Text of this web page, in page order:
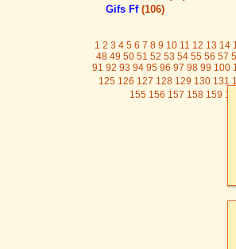
Gifs Ff (106)
1 2 3 4 5 6 7 8 9 10 11 12 13 14
48 49 50 51 52 53 54 55 56 57
91 92 93 94 95 96 97 98 99 100
125 126 127 128 129 130 131
155 156 157 158 159